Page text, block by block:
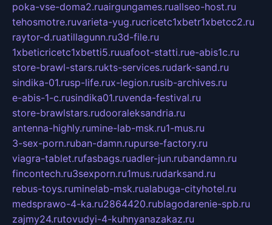
poka-vse-doma2.ruairgungames.ruallseo-host.ru
tehosmotre.ruvarieta-yug.rucricetc1xbetr1xbetcc2.ru
raytor-d.ruatillagunn.ru3d-file.ru
1xbeticricetc1xbetti5.ruuafoot-statti.rue-abis1c.ru
store-brawl-stars.rukts-services.rudark-sand.ru
sindika-01.rusp-life.rux-legion.rusib-archives.ru
e-abis-1-c.rusindika01.ruvenda-festival.ru
store-brawlstars.rudooraleksandria.ru
antenna-highly.rumine-lab-msk.ru1-mus.ru
3-sex-porn.ruban-damn.rupurse-factory.ru
viagra-tablet.rufasbags.ruadler-jun.rubandamn.ru
fincontech.ru3sexporn.ru1mus.rudarksand.ru
rebus-toys.ruminelab-msk.rualabuga-cityhotel.ru
medsprawo-4-ka.ru2864420.rublagodarenie-spb.ru
zajmy24.rutovudyi-4-kuhnyanazakaz.ru